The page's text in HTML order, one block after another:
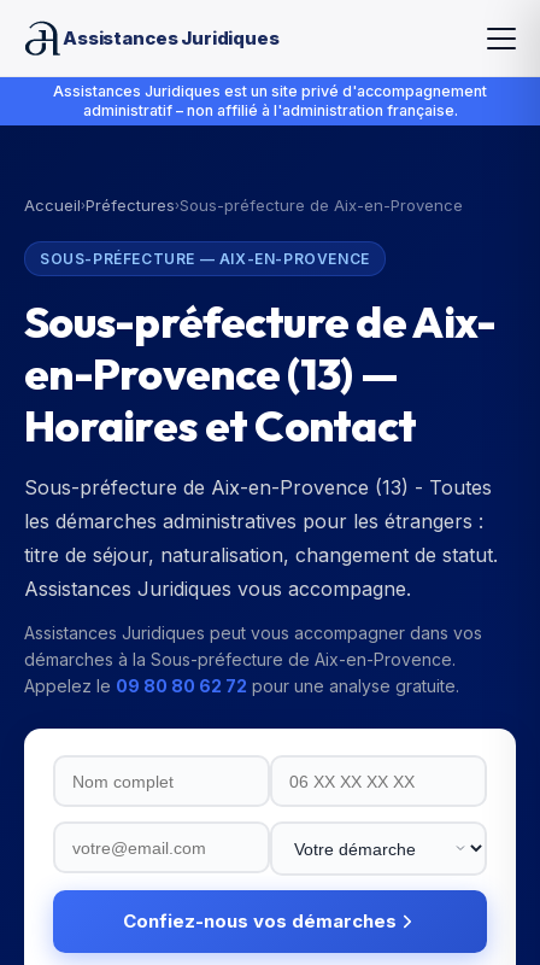
Assistances Juridiques
Assistances Juridiques est un site privé d'accompagnement
administratif – non affilié à l'administration française.
Accueil›Préfectures›Sous-préfecture de Aix-en-Provence
SOUS-PRÉFECTURE — AIX-EN-PROVENCE
Sous-préfecture de Aix-
en-Provence(13) —
Horaires et Contact
Sous-préfecture de Aix-en-Provence (13) - Toutes
les démarches administratives pour les étrangers :
titre de séjour, naturalisation, changement de statut.
Assistances Juridiques vous accompagne.
Assistances Juridiques peut vous accompagner dans vos
démarches à la Sous-préfecture de Aix-en-Provence.
Appelez le 09 80 80 62 72 pour une analyse gratuite.
Confiez-nous vos démarches